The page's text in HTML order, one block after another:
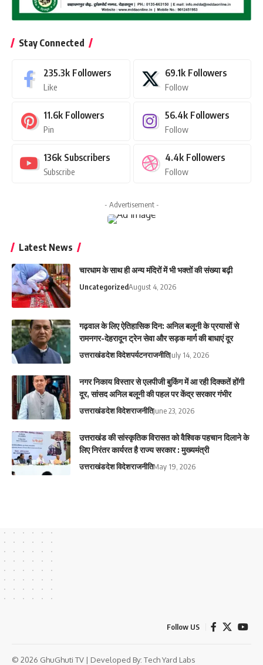
Stay Connected
235.3k Followers
Like
69.1k Followers
Follow
11.6k Followers
Pin
56.4k Followers
Follow
136k Subscribers
Subscribe
4.4k Followers
Follow
- Advertisement -
Latest News
चारधाम के साथ ही अन्य मंदिरों में भी भक्तों की संख्या बढ़ी
UncategorizedAugust 4, 2026
गढ़वाल के लिए ऐतिहासिक दिन: अनिल बलूनी के प्रयासों से
रामनगर-देहरादून ट्रेन सेवा और सड़क मार्ग की बाधाएं दूर
उत्तराखंडदेश विदेशपर्यटनराजनीतिJuly 14, 2026
नगर निकाय विस्तार से एलपीजी बुकिंग में आ रही दिक्कतें होंगी
दूर, सांसद अनिल बलूनी की पहल पर केंद्र सरकार गंभीर
उत्तराखंडदेश विदेशराजनीतिJune 23, 2026
उत्तराखंड की सांस्कृतिक विरासत को वैश्विक पहचान दिलाने के
लिए निरंतर कार्यरत है राज्य सरकार : मुख्यमंत्री
उत्तराखंडदेश विदेशराजनीतिMay 19, 2026
Follow US
© 2026 GhuGhuti TV | Developed By: Tech Yard Labs